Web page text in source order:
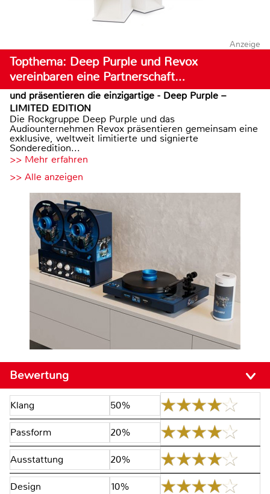
Anzeige
Topthema: Deep Purple und Revox
vereinbaren eine Partnerschaft…
und präsentieren die einzigartige - Deep Purple –
LIMITED EDITION
Die Rockgruppe Deep Purple und das
Audiounternehmen Revox präsentieren gemeinsam eine
exklusive, weltweit limitierte und signierte
Sonderedition...
>> Mehr erfahren
>> Alle anzeigen
Bewertung
Klang 50%
Passform 20%
Ausstattung 20%
Design 10%